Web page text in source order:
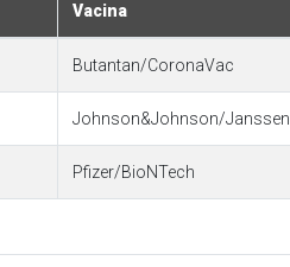
Vacina
Butantan/CoronaVac
Johnson&Johnson/Janssen
Pfizer/BioNTech